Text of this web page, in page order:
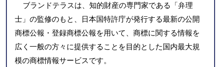
ブランドテラスは、知的財産の専門家である「弁理
士」の監修のもと、日本国特許庁が発行する最新の公開
商標公報・登録商標公報を用いて、商標に関する情報を
広く一般の方々に提供することを目的とした国内最大規
模の商標情報サービスです。